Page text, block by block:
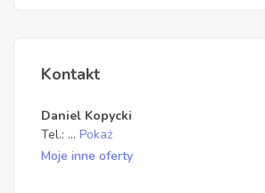
Kontakt
Daniel Kopycki
Tel.: ... Pokaż
Moje inne oferty